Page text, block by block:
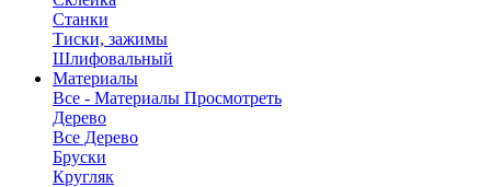
Станки
Тиски, зажимы
Шлифовальный
Материалы
Все - Материалы Просмотреть
Дерево
Все Дерево
Бруски
Кругляк